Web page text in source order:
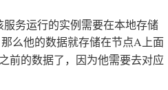
服务运行的实例需要在本地存储
么他的数据就存储在节点A上面
前的数据了，因为他需要去对应